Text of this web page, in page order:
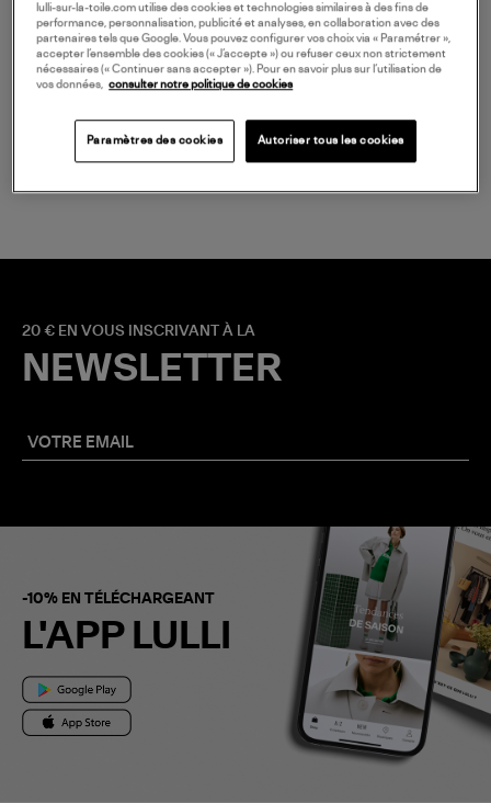
20 € EN VOUS INSCRIVANT À LA
NEWSLETTER
-10% EN TÉLÉCHARGEANT
L'APP LULLI
lulli-sur-la-toile.com utilise des cookies et technologies similaires à des fins de
performance, personnalisation, publicité et analyses, en collaboration avec des
partenaires tels que Google. Vous pouvez configurer vos choix via « Paramétrer »,
accepter l’ensemble des cookies (« J’accepte ») ou refuser ceux non strictement
nécessaires (« Continuer sans accepter »). Pour en savoir plus sur l’utilisation de
vos données,
consulter notre politique de cookies
Paramètres des cookies Autoriser tous les cookies